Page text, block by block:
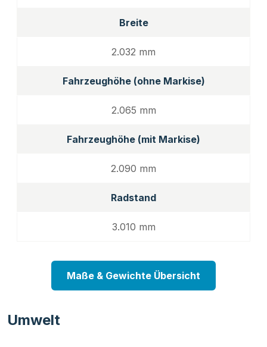
Breite
2.032 mm
Fahrzeughöhe (ohne Markise)
2.065 mm
Fahrzeughöhe (mit Markise)
2.090 mm
Radstand
3.010 mm
Maße & Gewichte Übersicht
Umwelt